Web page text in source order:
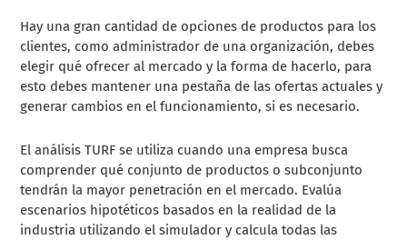
Hay una gran cantidad de opciones de productos para los
clientes, como administrador de una organización, debes
elegir qué ofrecer al mercado y la forma de hacerlo, para
esto debes mantener una pestaña de las ofertas actuales y
generar cambios en el funcionamiento, si es necesario.
El análisis TURF se utiliza cuando una empresa busca
comprender qué conjunto de productos o subconjunto
tendrán la mayor penetración en el mercado. Evalúa
escenarios hipotéticos basados ​​en la realidad de la
industria utilizando el simulador y calcula todas las